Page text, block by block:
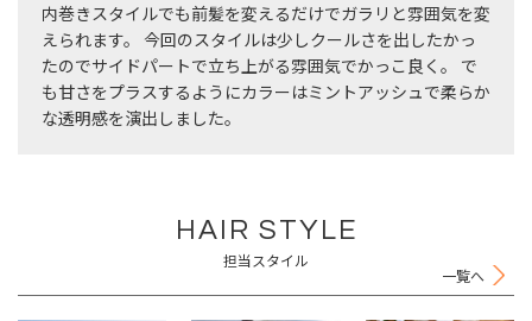
内巻きスタイルでも前髪を変えるだけでガラリと雰囲気を変
えられます。 今回のスタイルは少しクールさを出したかっ
たのでサイドパートで立ち上がる雰囲気でかっこ良く。 で
も甘さをプラスするようにカラーはミントアッシュで柔らか
な透明感を演出しました。
HAIR STYLE
担当スタイル
一覧へ